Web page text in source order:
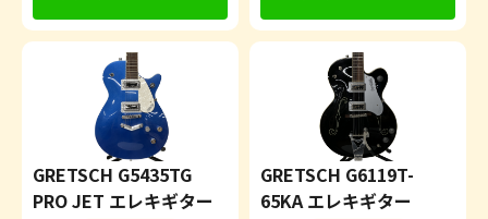
GRETSCH G5435TG
PRO JET エレキギター
GRETSCH G6119T-
65KA エレキギター